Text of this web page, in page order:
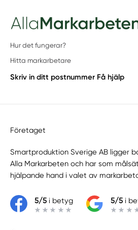
Hur det fungerar?
Hitta markarbetare
Skriv in ditt postnummer Få hjälp
Företaget
Smartproduktion Sverige AB ligger
Alla Markarbeten och har som
hjälpande hand i valet av
5/5i betyg 5/5i